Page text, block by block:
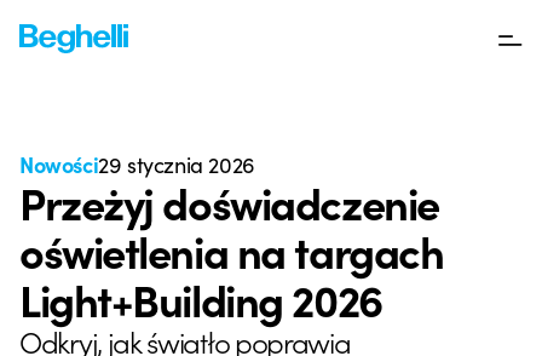
Nowości29 stycznia 2026
Przeżyj doświadczenie
oświetlenia na targach
Light+Building 2026
Odkryj, jak światło poprawia